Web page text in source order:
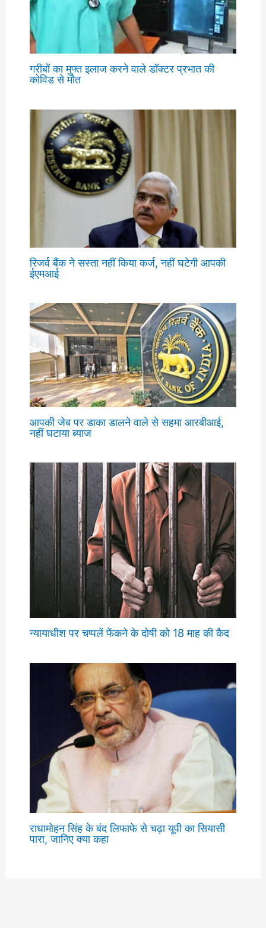
गरीबों का मुफ्त इलाज करने वाले डॉक्टर प्रभात की
कोविड से मौत
रिजर्व बैंक ने सस्ता नहीं किया कर्ज, नहीं घटेगी आपकी
ईएमआई
आपकी जेब पर डाका डालने वाले से सहमा आरबीआई,
नहीं घटाया ब्याज
न्यायाधीश पर चप्पलें फेंकने के दोषी को 18 माह की कैद
राधामोहन सिंह के बंद लिफाफे से चढ़ा यूपी का सियासी
पारा, जानिए क्या कहा